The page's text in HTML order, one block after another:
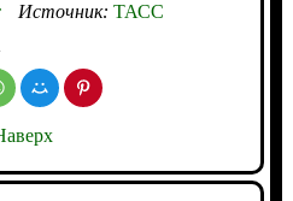
Источник: ТАСС